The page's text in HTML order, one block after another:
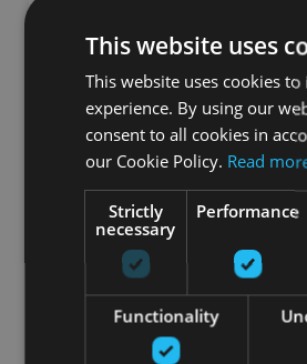
AIREX MATS HOLDING STRAP,
FITS ALL
AIREX
€
добавить в
This website uses
This website uses cookies
experience. By using our
consent to all cookies in
our Cookie Policy. Read
Strictly
necessary
Performance
Functionality